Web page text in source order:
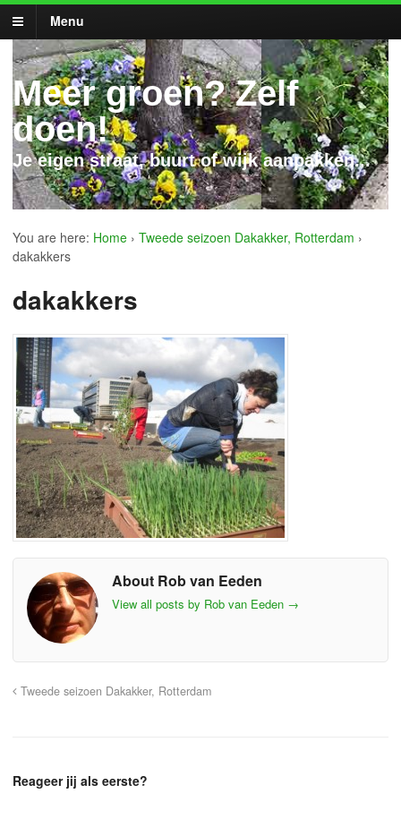
Menu
Meer groen? Zelf
doen!
Je eigen straat, buurt of wijk aanpakken...
You are here: Home › Tweede seizoen Dakakker, Rotterdam ›
dakakkers
dakakkers
About Rob van Eeden
View all posts by Rob van Eeden →
Tweede seizoen Dakakker, Rotterdam
Reageer jij als eerste?